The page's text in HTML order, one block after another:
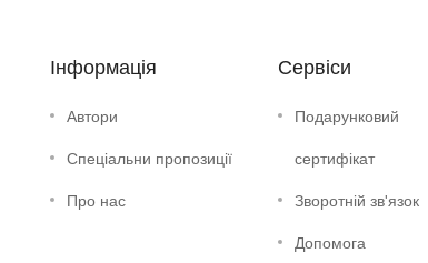
Інформація
Автори
Спеціальни пропозиції
Про нас
Сервіси
Подарунковий
сертифікат
Зворотній зв'язок
Допомога